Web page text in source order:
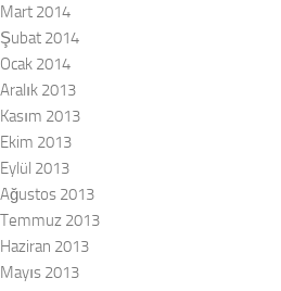
Mart 2014
Şubat 2014
Ocak 2014
Aralık 2013
Kasım 2013
Ekim 2013
Eylül 2013
Ağustos 2013
Temmuz 2013
Haziran 2013
Mayıs 2013